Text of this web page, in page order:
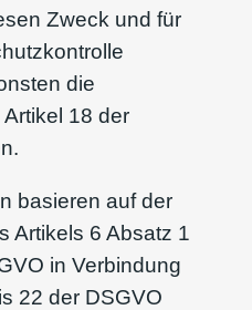
Zweck und für
die
18 der
basieren auf der
Artikels 6 Absatz 1
in Verbindung
22 der DSGVO